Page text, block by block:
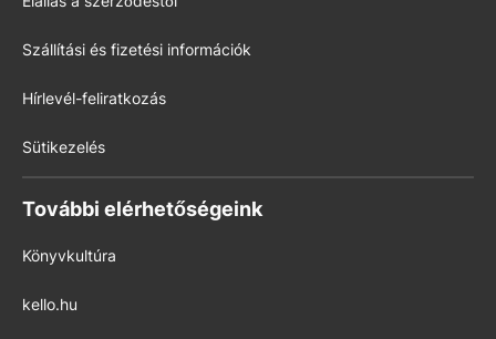
Szállítási és fizetési információk
Hírlevél-feliratkozás
Sütikezelés
További elérhetőségeink
Könyvkultúra
kello.hu